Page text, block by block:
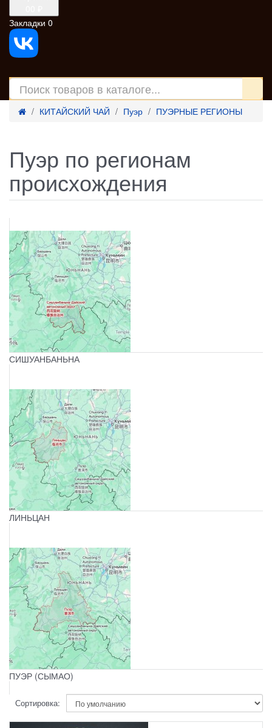
Закладки 0
КИТАЙСКИЙ ЧАЙ Пуэр ПУЭРНЫЕ РЕГИОНЫ
Пуэр по регионам
происхождения
СИШУАНБАНЬНА
ЛИНЬЦАН
ПУЭР (СЫМАО)
Сортировка: